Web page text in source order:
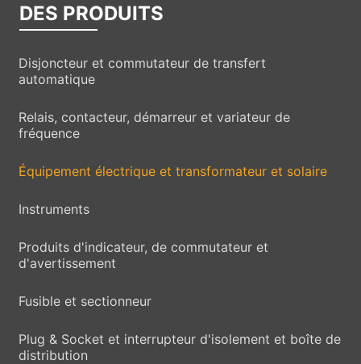
DES PRODUITS
Disjoncteur et commutateur de transfert
automatique
Relais, contacteur, démarreur et variateur de
fréquence
Équipement électrique et transformateur et solaire
Instruments
Produits d'indicateur, de commutateur et
d'avertissement
Fusible et sectionneur
Plug & Socket et interrupteur d'isolement et boîte de
distribution